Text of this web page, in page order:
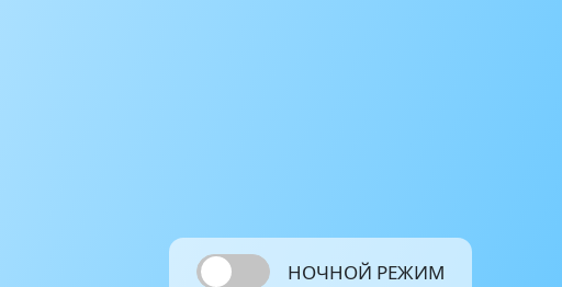
НОЧНОЙ РЕЖИМ